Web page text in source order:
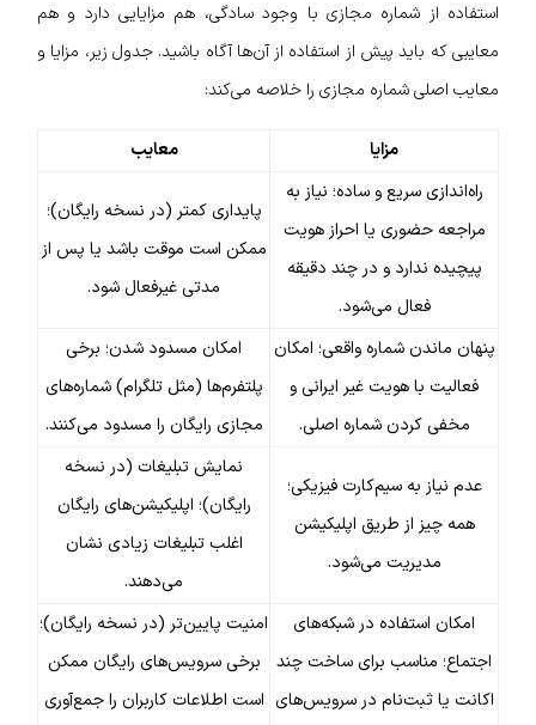
استفاده از شماره مجازی با وجود سادگی، هم مزایایی دارد و هم
معایبی که باید پیش از استفاده از آن‌ها آگاه باشید. جدول زیر، مزایا و
معایب اصلی شماره مجازی را خلاصه می‌کند:
مزایا
معایب
راه‌اندازی سریع و ساده؛ نیاز به
مراجعه حضوری یا احراز هویت
پیچیده ندارد و در چند دقیقه
فعال می‌شود.
پایداری کمتر (در نسخه رایگان)؛
ممکن است موقت باشد یا پس از
مدتی غیرفعال شود.
پنهان ماندن شماره واقعی؛ امکان
فعالیت با هویت غیر ایرانی و
مخفی کردن شماره اصلی.
امکان مسدود شدن؛ برخی
پلتفرم‌ها (مثل تلگرام) شماره‌های
مجازی رایگان را مسدود می‌کنند.
عدم نیاز به سیم‌کارت فیزیکی؛
همه چیز از طریق اپلیکیشن
مدیریت می‌شود.
نمایش تبلیغات (در نسخه
رایگان)؛ اپلیکیشن‌های رایگان
اغلب تبلیغات زیادی نشان
می‌دهند.
امکان استفاده در شبکه‌های
اجتماع؛ مناسب برای ساخت چند
اکانت یا ثبت‌نام در سرویس‌های
امنیت پایین‌تر (در نسخه رایگان)؛
برخی سرویس‌های رایگان ممکن
است اطلاعات کاربران را جمع‌آوری